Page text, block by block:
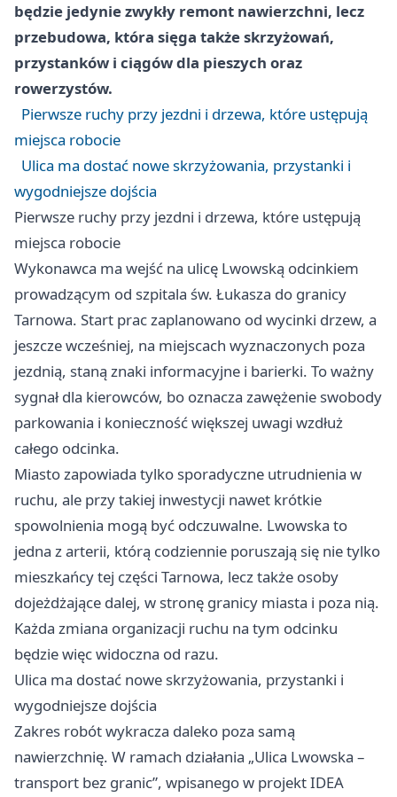
będzie jedynie zwykły remont nawierzchni, lecz
przebudowa, która sięga także skrzyżowań,
przystanków i ciągów dla pieszych oraz
rowerzystów.
Pierwsze ruchy przy jezdni i drzewa, które ustępują
miejsca robocie
Ulica ma dostać nowe skrzyżowania, przystanki i
wygodniejsze dojścia
Pierwsze ruchy przy jezdni i drzewa, które ustępują
miejsca robocie
Wykonawca ma wejść na ulicę Lwowską odcinkiem
prowadzącym od szpitala św. Łukasza do granicy
Tarnowa. Start prac zaplanowano od wycinki drzew, a
jeszcze wcześniej, na miejscach wyznaczonych poza
jezdnią, staną znaki informacyjne i barierki. To ważny
sygnał dla kierowców, bo oznacza zawężenie swobody
parkowania i konieczność większej uwagi wzdłuż
całego odcinka.
Miasto zapowiada tylko sporadyczne utrudnienia w
ruchu, ale przy takiej inwestycji nawet krótkie
spowolnienia mogą być odczuwalne. Lwowska to
jedna z arterii, którą codziennie poruszają się nie tylko
mieszkańcy tej części Tarnowa, lecz także osoby
dojeżdżające dalej, w stronę granicy miasta i poza nią.
Każda zmiana organizacji ruchu na tym odcinku
będzie więc widoczna od razu.
Ulica ma dostać nowe skrzyżowania, przystanki i
wygodniejsze dojścia
Zakres robót wykracza daleko poza samą
nawierzchnię. W ramach działania „Ulica Lwowska –
transport bez granic”, wpisanego w projekt IDEA